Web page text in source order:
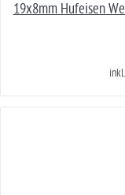
19x8mm Hufeisen